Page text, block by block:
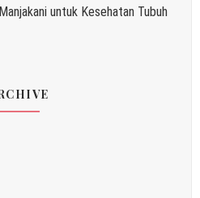
untuk Kesehatan Tubuh